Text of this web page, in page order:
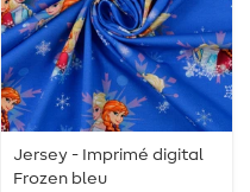
Jersey - Imprimé digital
Frozen bleu